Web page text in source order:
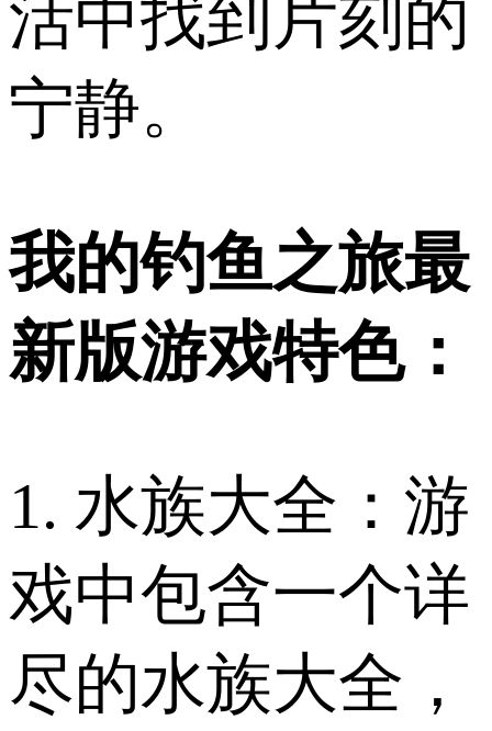
活中找到片刻的
宁静。
我的钓鱼之旅最
新版游戏特色：
1. 水族大全：游
戏中包含一个详
尽的水族大全，